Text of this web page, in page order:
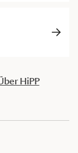
HiPP